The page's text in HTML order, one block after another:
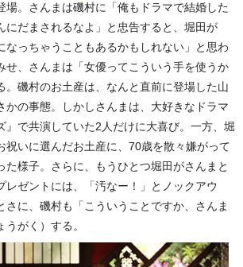
場。さんまは磯村に「俺もドラマで結婚した
にだまされるなよ」と忠告すると、堀田が
なっちゃうこともあるかもしれない」と思わ
せ、さんまは「女優ってこういう手を使うか
。磯村のお土産は、なんと直前に登場した山
かの事態。しかしさんまは、大好きなドラマ
』で共演していた2人だけに大喜び。一方、堀
祝いに選んだお土産に、70歳を散々嫌がって
た様子。さらに、もうひとつ堀田がさんまと
レゼントには、「汚なー！」とノックアウ
さに、磯村も「こういうことですか、さんま
がく）する。